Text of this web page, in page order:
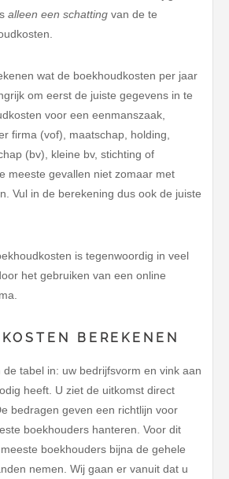
alleen een schatting van de te
wat de boekhoudkosten per jaar
om eerst de juiste gegevens in te
voor een eenmanszaak,
firma (vof), maatschap, holding,
(bv), kleine bv, stichting of
meeste gevallen niet zomaar met
Vul in de berekening dus ook de juiste
is tegenwoordig in veel
het gebruiken van een online
BEREKENEN
de tabel in: uw bedrijfsvorm en vink aan
heeft. U ziet de uitkomst direct
bedragen geven een richtlijn voor
boekhouders hanteren. Voor dit
boekhouders bijna de gehele
nemen. Wij gaan er vanuit dat u